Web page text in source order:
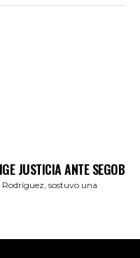
JUSTICIA ANTE SEGOB
Rodríguez, sostuvo una